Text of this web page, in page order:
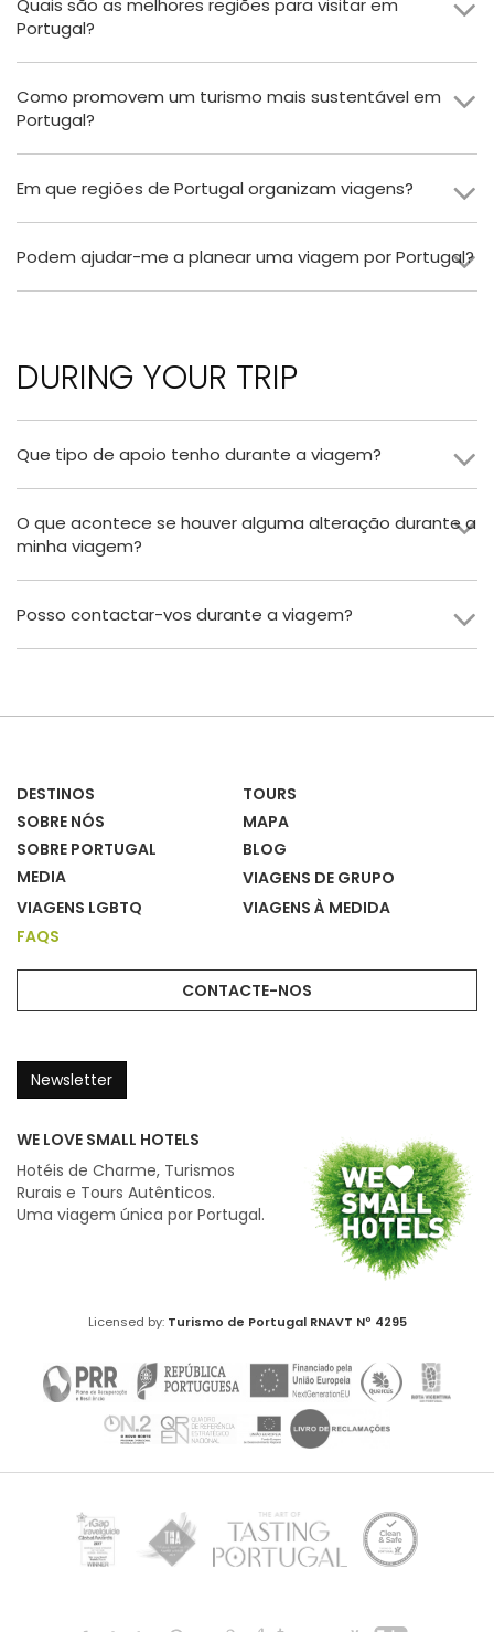
Quais são as melhores regiões para visitar em
Portugal?
Como promovem um turismo mais sustentável em
Portugal?
Em que regiões de Portugal organizam viagens?
Podem ajudar-me a planear uma viagem por Portugal?
DURING YOUR TRIP
Que tipo de apoio tenho durante a viagem?
O que acontece se houver alguma alteração durante a
minha viagem?
Posso contactar-vos durante a viagem?
DESTINOS
TOURS
SOBRE NÓS
MAPA
SOBRE PORTUGAL
BLOG
MEDIA
VIAGENS DE GRUPO
VIAGENS LGBTQ
VIAGENS À MEDIDA
FAQS
CONTACTE-NOS
Newsletter
WE LOVE SMALL HOTELS
Hotéis de Charme, Turismos
Rurais e Tours Autênticos.
Uma viagem única por Portugal.
Licensed by: Turismo de Portugal RNAVT Nº 4295